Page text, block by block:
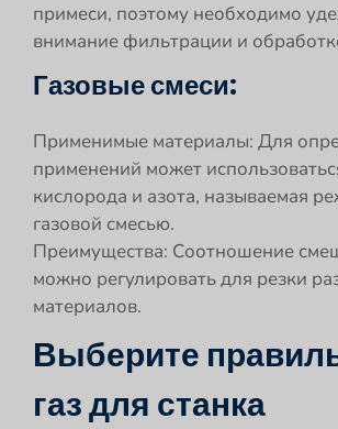
примеси, поэтому необходимо
внимание фильтрации и
Газовые смеси:
Применимые материалы: Для
применений может
кислорода и азота, называемая
газовой смесью.
Преимущества: Соотношение
можно регулировать для резки
материалов.
Выберите
газ для станка